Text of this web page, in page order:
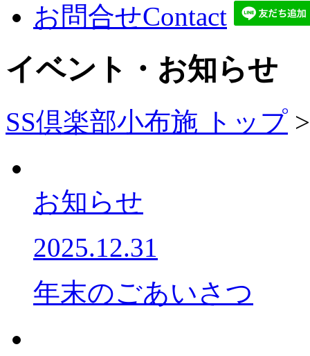
お問合せContact
イベント・お知らせ
SS倶楽部小布施 トップ
お知らせ
2025.12.31
年末のごあいさつ